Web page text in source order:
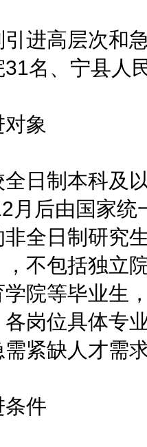
高层次和急
名、宁县人
象
制本科及以
月后由国家统
全日制研究
不包括独立
院等毕业生
岗位具体专
紧缺人才需
件